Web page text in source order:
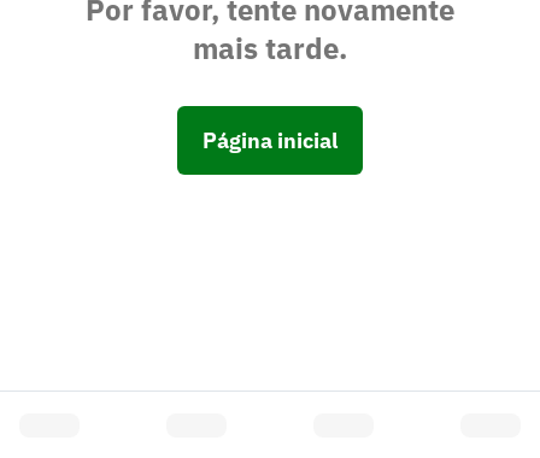
Por favor, tente novamente
mais tarde.
Página inicial